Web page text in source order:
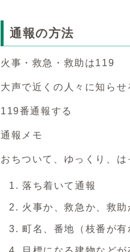
通報の方法
火事・救急・救助は119
大声で近くの人々に知らせ
119番通報する
通報メモ
おちついて、ゆっくり、は
落ち着いて通報
火事か、救急か、救助
町名、番地（枝番が